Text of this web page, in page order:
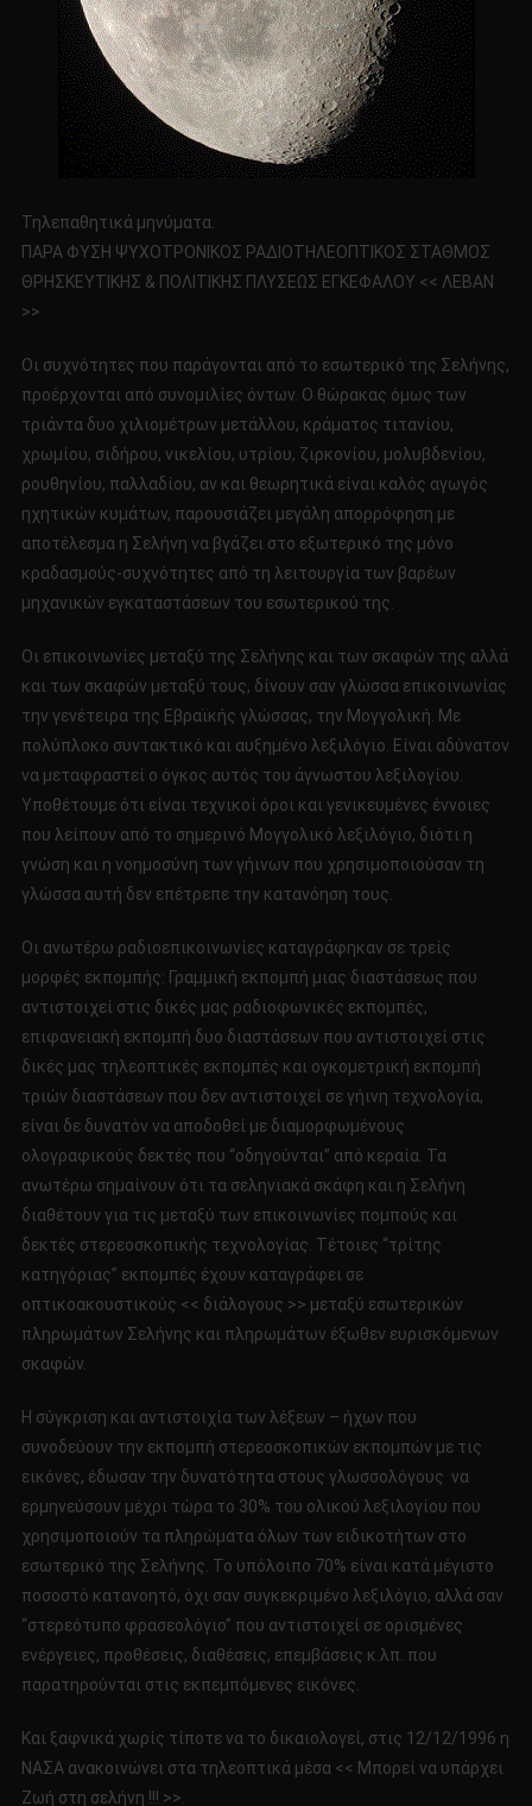
Τηλεπαθητικά μηνύματα.
ΠΑΡΑ ΦΥΣΗ ΨΥΧΟΤΡΟΝΙΚΟΣ ΡΑΔΙΟΤΗΛΕΟΠΤΙΚΟΣ ΣΤΑΘΜΟΣ
ΘΡΗΣΚΕΥΤΙΚΗΣ & ΠΟΛΙΤΙΚΗΣ ΠΛΥΣΕΩΣ ΕΓΚΕΦΑΛΟΥ << ΛΕΒΑΝ
>>
Οι συχνότητες που παράγονται από το εσωτερικό της Σελήνης,
προέρχονται από συνομιλίες όντων. Ο θώρακας όμως των
τριάντα δυο χιλιομέτρων μετάλλου, κράματος τιτανίου,
χρωμίου, σιδήρου, νικελίου, υτρίου, ζιρκονίου, μολυβδενίου,
ρουθηνίου, παλλαδίου, αν και θεωρητικά είναι καλός αγωγός
ηχητικών κυμάτων, παρουσιάζει μεγάλη απορρόφηση με
αποτέλεσμα η Σελήνη να βγάζει στο εξωτερικό της μόνο
κραδασμούς-συχνότητες από τη λειτουργία των βαρέων
μηχανικών εγκαταστάσεων του εσωτερικού της.
Οι επικοινωνίες μεταξύ της Σελήνης και των σκαφών της αλλά
και των σκαφών μεταξύ τους, δίνουν σαν γλώσσα επικοινωνίας
την γενέτειρα της Εβραϊκής γλώσσας, την Μογγολική. Με
πολύπλοκο συντακτικό και αυξημένο λεξιλόγιο. Είναι αδύνατον
να μεταφραστεί ο όγκος αυτός του άγνωστου λεξιλογίου.
Υποθέτουμε ότι είναι τεχνικοί όροι και γενικευμένες έννοιες
που λείπουν από το σημερινό Μογγολικό λεξιλόγιο, διότι η
γνώση και η νοημοσύνη των γήινων που χρησιμοποιούσαν τη
γλώσσα αυτή δεν επέτρεπε την κατανόηση τους.
Οι ανωτέρω ραδιοεπικοινωνίες καταγράφηκαν σε τρείς
μορφές εκπομπής: Γραμμική εκπομπή μιας διαστάσεως που
αντιστοιχεί στις δικές μας ραδιοφωνικές εκπομπές,
επιφανειακή εκπομπή δυο διαστάσεων που αντιστοιχεί στις
δικές μας τηλεοπτικές εκπομπές και ογκομετρική εκπομπή
τριών διαστάσεων που δεν αντιστοιχεί σε γήινη τεχνολογία,
είναι δε δυνατόν να αποδοθεί με διαμορφωμένους
ολογραφικούς δεκτές που “οδηγούνται” από κεραία. Τα
ανωτέρω σημαίνουν ότι τα σεληνιακά σκάφη και η Σελήνη
διαθέτουν για τις μεταξύ των επικοινωνίες πομπούς και
δεκτές στερεοσκοπικής τεχνολογίας. Τέτοιες “τρίτης
κατηγόριας” εκπομπές έχουν καταγράφει σε
οπτικοακουστικούς << διάλογους >> μεταξύ εσωτερικών
πληρωμάτων Σελήνης και πληρωμάτων έξωθεν ευρισκόμενων
σκαφών.
Η σύγκριση και αντιστοιχία των λέξεων – ήχων που
συνοδεύουν την εκπομπή στερεοσκοπικών εκπομπών με τις
εικόνες, έδωσαν την δυνατότητα στους γλωσσολόγους να
ερμηνεύσουν μέχρι τώρα το 30% του ολικού λεξιλογίου που
χρησιμοποιούν τα πληρώματα όλων των ειδικοτήτων στο
εσωτερικό της Σελήνης. Το υπόλοιπο 70% είναι κατά μέγιστο
ποσοστό κατανοητό, όχι σαν συγκεκριμένο λεξιλόγιο, αλλά σαν
“στερεότυπο φρασεολόγιο” που αντιστοιχεί σε ορισμένες
ενέργειες, προθέσεις, διαθέσεις, επεμβάσεις κ.λπ. που
παρατηρούνται στις εκπεμπόμενες εικόνες.
Και ξαφνικά χωρίς τίποτε να το δικαιολογεί, στις 12/12/1996 η
ΝΑΣΑ ανακοινώνει στα τηλεοπτικά μέσα << Μπορεί να υπάρχει
Ζωή στη σελήνη !!! >>.